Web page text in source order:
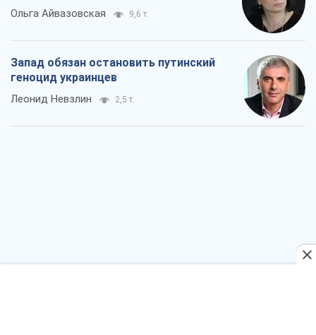
Ольга Айвазовская 9,6 т.
Запад обязан остановить путинский
геноцид украинцев
Леонид Невзлин 2,5 т.